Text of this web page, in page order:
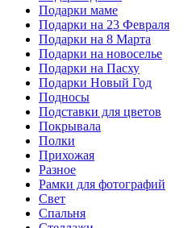
Подарки маме
Подарки на 23 Февраля
Подарки на 8 Марта
Подарки на новоселье
Подарки на Пасху
Подарки Новый Год
Подносы
Подставки для цветов
Покрывала
Полки
Прихожая
Разное
Рамки для фотографий
Свет
Спальня